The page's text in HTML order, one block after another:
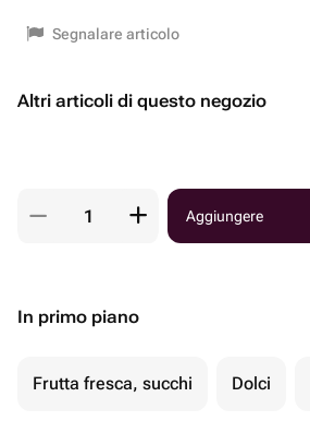
Segnalare articolo
Altri articoli di questo negozio
Aggiungere
In primo piano
Frutta fresca, succhi Dolci